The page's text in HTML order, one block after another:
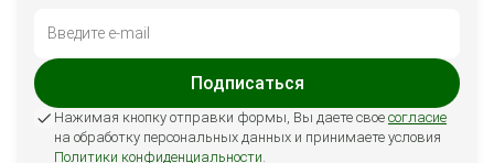
Подписаться
Нажимая кнопку отправки формы, Вы даете свое согласие
на обработку персональных данных и принимаете условия
Политики конфиденциальности.